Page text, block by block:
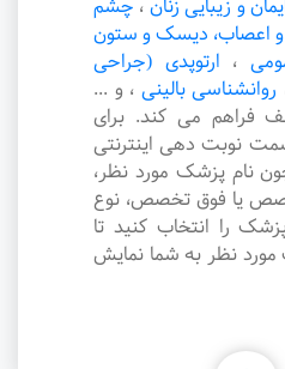
و زیبایی زنان ، چشم
اعصاب، دیسک و ستون
، ارتوپدی (جراحی
روانشناسی بالینی ، و ...
فراهم می کند. برای
نوبت دهی اینترنتی
نام پزشک مورد نظر،
یا فوق تخصص، نوع
را انتخاب کنید تا
نظر به شما نمایش